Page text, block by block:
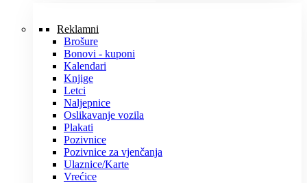
Reklamni
Brošure
Bonovi - kuponi
Kalendari
Knjige
Letci
Naljepnice
Oslikavanje vozila
Plakati
Pozivnice
Pozivnice za vjenčanja
Ulaznice/Karte
Vrećice